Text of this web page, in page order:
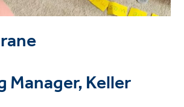
Manager, Keller